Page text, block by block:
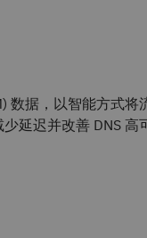
数据，以智能方式将
延迟并改善 DNS 高